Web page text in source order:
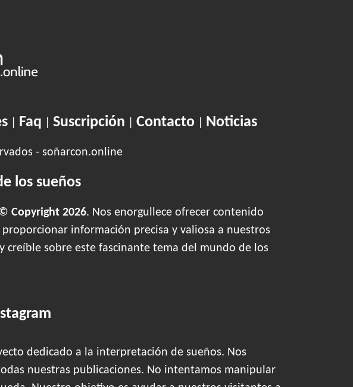
| Faq Suscripción Contacto| Noticias
- soñarcon.online
los sueños
Copyright 2026. Nos enorgullece ofrecer contenido
información precisa y valiosa a nuestros
sobre este fascinante tema del mundo de los
dedicado a la interpretación de sueños. Nos
nuestras publicaciones. No intentamos manipular